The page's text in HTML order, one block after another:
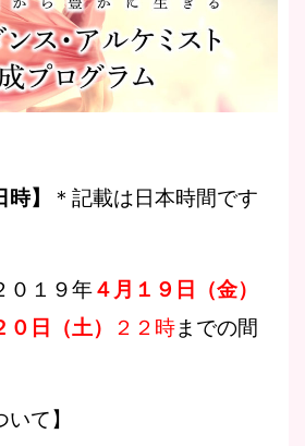
】
＊記載は日本時間です
０１９年４月１９日（金）
０日（土） ２２時までの間
て】